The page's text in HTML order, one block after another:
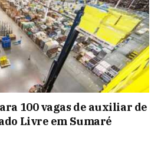
100 vagas de auxiliar de
Livre em Sumaré